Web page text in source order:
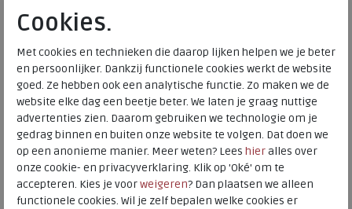
€ 169,95
Beschikbare maten
37 42
Beschikbare maten
37 42
Cookies.
Met cookies en technieken die daarop lijken helpen we je beter
en persoonlijker. Dankzij functionele cookies werkt de website
goed. Ze hebben ook een analytische functie. Zo maken we de
website elke dag een beetje beter. We laten je graag nuttige
advertenties zien. Daarom gebruiken we technologie om je
gedrag binnen en buiten onze website te volgen. Dat doen we
op een anonieme manier. Meer weten? Lees hieralles over
onze cookie- en privacyverklaring. Klik op 'Oké' om te
accepteren. Kies je voorweigeren? Dan plaatsen we alleen
functionele cookies. Wil je zelf bepalen welke cookies er